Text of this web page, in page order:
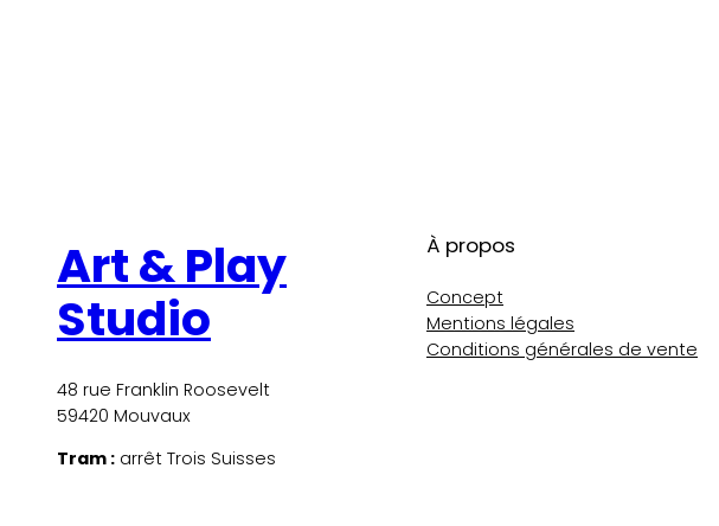
Art & Play
Studio
48 rue Franklin Roosevelt
59420 Mouvaux
Tram : arrêt Trois Suisses
À propos
Concept
Mentions légales
Conditions générales de vente